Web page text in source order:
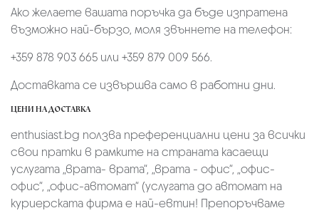
Ако желаете вашата поръчка да бъде изпратена
възможно най-бързо, моля звъннете на телефон:
+359 878 903 665 или +359 879 009 566.
Доставката се извършва само в работни дни.
ЦЕНИ НА ДОСТАВКА
enthusiast.bg ползва преференциални цени за всички
свои пратки в рамките на страната касаещи
услугата „врата- врата“, „врата - офис“, „oфис-
офис“, „офис-автомат“ (услугата до автомат на
куриерската фирма е най-евтин! Препоръчваме